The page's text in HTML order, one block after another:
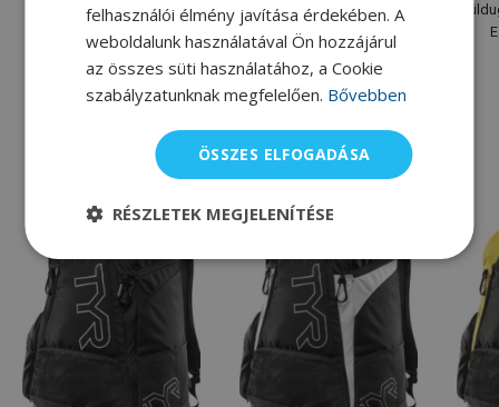
Úszózsák Tyr Big Mummy
Mesh Bag
9 715 Ft
Raktáron
Tenyérellenállás Tyr Catalyst
Stroke Training Paddles
11 215 Ft
Egyes változatok raktáron
Alternatív termékek
felhasználói élmény javítása érdekében. A
weboldalunk használatával Ön hozzájárul
az összes süti használatához, a Cookie
szabályzatunknak megfelelően. Bővebben
ÖSSZES ELFOGADÁSA
RÉSZLETEK MEGJELENÍTÉSE